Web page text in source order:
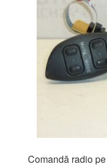
Comandă radio